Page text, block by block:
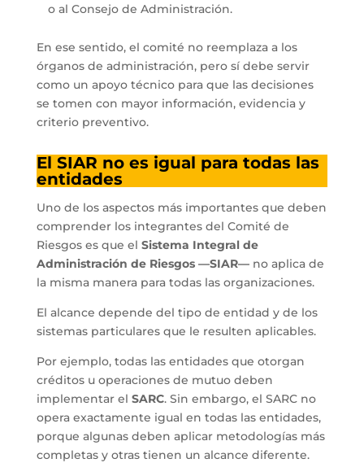
o al Consejo de Administración.
En ese sentido, el comité no reemplaza a los
órganos de administración, pero sí debe servir
como un apoyo técnico para que las decisiones
se tomen con mayor información, evidencia y
criterio preventivo.
El SIAR no es igual para todas las
entidades
Uno de los aspectos más importantes que deben
comprender los integrantes del Comité de
Riesgos es que el Sistema Integral de
Administración de Riesgos —SIAR—no aplica de
la misma manera para todas las organizaciones.
El alcance depende del tipo de entidad y de los
sistemas particulares que le resulten aplicables.
Por ejemplo, todas las entidades que otorgan
créditos u operaciones de mutuo deben
implementar el SARC. Sin embargo, el SARC no
opera exactamente igual en todas las entidades,
porque algunas deben aplicar metodologías más
completas y otras tienen un alcance diferente.